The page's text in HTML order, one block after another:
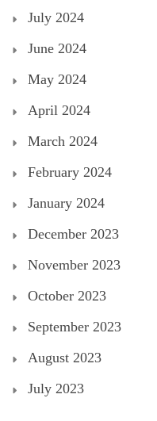
July 2024
June 2024
May 2024
April 2024
March 2024
February 2024
January 2024
December 2023
November 2023
October 2023
September 2023
August 2023
July 2023